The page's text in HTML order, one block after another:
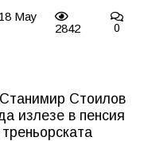
May
2842 0
Стоилов
излезе в пенсия